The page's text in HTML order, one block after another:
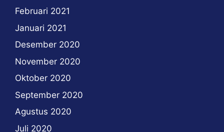
Februari 2021
Januari 2021
Desember 2020
November 2020
Oktober 2020
September 2020
Agustus 2020
Juli 2020